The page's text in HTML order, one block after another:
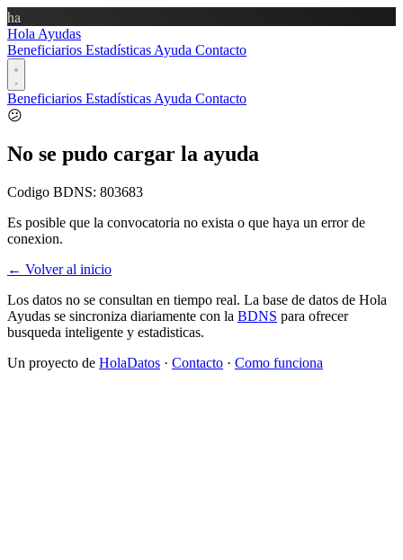
ha
Hola Ayudas
Beneficiarios Estadísticas Ayuda Contacto
Beneficiarios Estadísticas Ayuda Contacto
😕
No se pudo cargar la ayuda
Codigo BDNS: 803683
Es posible que la convocatoria no exista o que haya un error de
conexion.
← Volver al inicio
Los datos no se consultan en tiempo real. La base de datos de Hola
Ayudas se sincroniza diariamente con la BDNS para ofrecer
busqueda inteligente y estadisticas.
Un proyecto de HolaDatos · Contacto · Como funciona